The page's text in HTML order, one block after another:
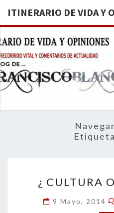
ITINERARIO DE VIDA Y
¿ CULTURA
9 Mayo, 2014